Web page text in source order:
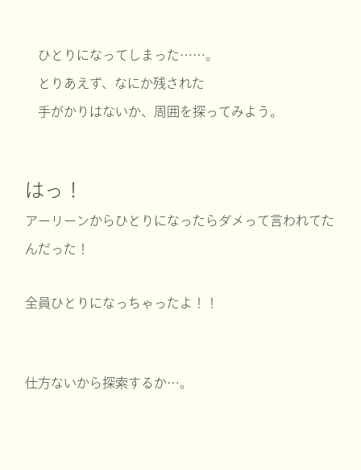
ひとりになってしまった……。
とりあえず、なにか残された
手がかりはないか、周囲を探ってみよう。
はっ！
アーリーンからひとりになったらダメって言われてた
んだった！
全員ひとりになっちゃったよ！！
仕方ないから探索するか…。